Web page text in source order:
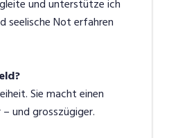
und unterstütze ich
seelische Not erfahren
Sie macht einen
und grosszügiger.